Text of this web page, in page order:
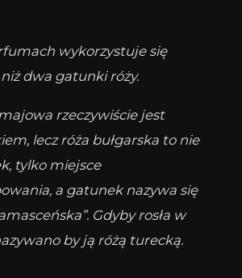
wykorzystuje się
dwa gatunki róży.
rzeczywiście jest
lecz róża bułgarska to nie
tylko miejsce
a gatunek nazywa się
Gdyby rosła w
by ją różą turecką.